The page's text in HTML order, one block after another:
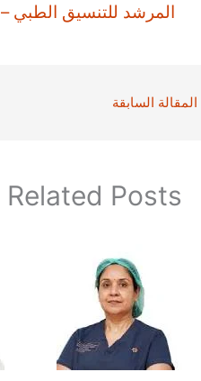
المرشد للتنسيق الطبي – INSTAGRAM
المقالة السابقة
Related Posts